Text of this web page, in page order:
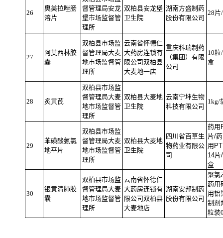
26
奥美拉唑肠
溶片
督管理局安龙
堡市场监督管
理所
双柏县安龙堡
卫生院
湖南方盛制药
股份有限公司
28片
27
阿莫西林胶
囊
双柏县市场监
督管理局大麦
地市场监督管
理所
云南省怀德仁
大药房连锁有
限公司双柏县
大麦地一店
重庆科瑞制药
（集团）有限
公司
10粒
盒
28 炙黄芪
双柏县市场监
督管理局大麦
地市场监督管
理所
双柏县大麦地
卫生院
云南宁坤生物
科技有限公司
1kg/
29
苯磺酸氨氯
地平片
双柏县市场监
督管理局大麦
地市场监督管
理所
双柏县大麦地
卫生院
四川省百草生
物药业有限公
司
药用
片/
用
14片/
盒
30
银黄清肺胶
囊
双柏县市场监
督管理局大麦
地市场监督管
理所
云南省怀德仁
大药房连锁有
限公司双柏县
大麦地店
湖南安邦制药
股份有限公司
聚氯
药用
用铝
制剂
粒装